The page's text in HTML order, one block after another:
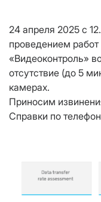
24 апреля 2025 с
проведением
«Видеоконтроль»
отсутствие (до 5
камерах.
Приносим
Справки по